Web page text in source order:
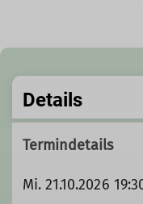
Details
Termindetails
Mi. 21.10.2026